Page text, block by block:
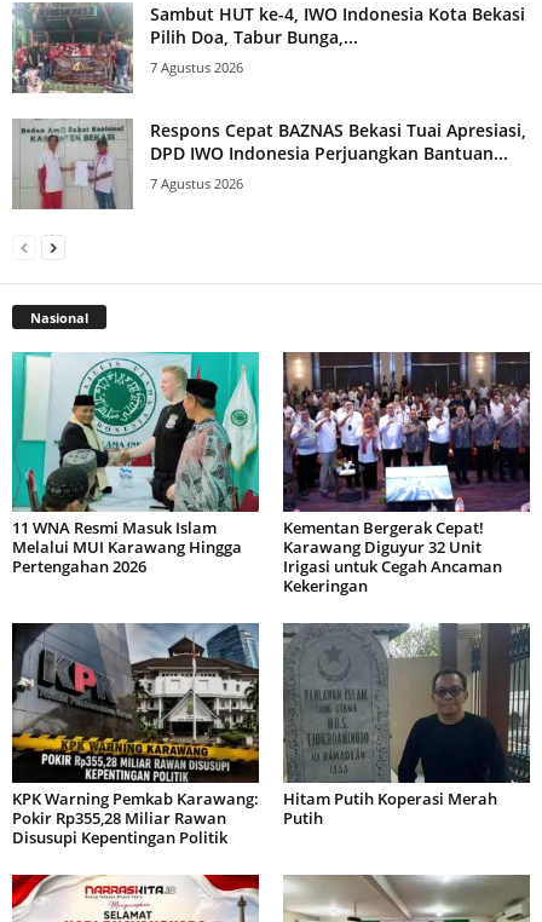
Sambut HUT ke-4, IWO Indonesia Kota Bekasi
Pilih Doa, Tabur Bunga,...
7 Agustus 2026
Respons Cepat BAZNAS Bekasi Tuai Apresiasi,
DPD IWO Indonesia Perjuangkan Bantuan...
7 Agustus 2026
Nasional
11 WNA Resmi Masuk Islam
Melalui MUI Karawang Hingga
Pertengahan 2026
Kementan Bergerak Cepat!
Karawang Diguyur 32 Unit
Irigasi untuk Cegah Ancaman
Kekeringan
KPK Warning Pemkab Karawang:
Pokir Rp355,28 Miliar Rawan
Disusupi Kepentingan Politik
Hitam Putih Koperasi Merah
Putih